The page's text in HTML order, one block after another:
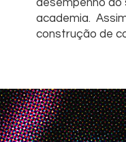
desempenho do
academia.
construção de